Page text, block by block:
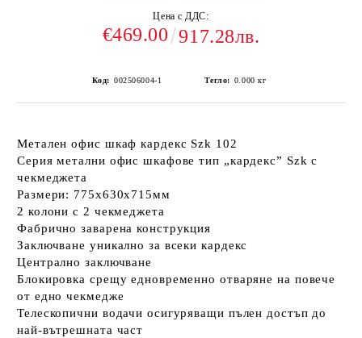
Цена с ДДС:
€469.00 917.28лв.
Код: 002506004-1 Тегло: 0.000 кг
Метален офис шкаф кардекс Szk 102
Серия метални офис шкафове тип „кардекс” Szk с
чекмеджета
Размери: 775x630x715мм
2 колони с 2 чекмеджета
Фабрично заварена конструкция
Заключване уникално за всеки кардекс
Централно заключване
Блокировка срещу едновременно отваряне на повече
от едно чекмедже
Телескопични водачи осигуряващи пълен достъп до
най-вътрешната част